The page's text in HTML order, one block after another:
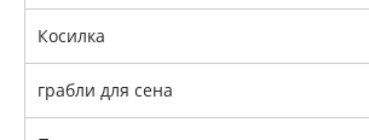
Косилка
грабли для сена